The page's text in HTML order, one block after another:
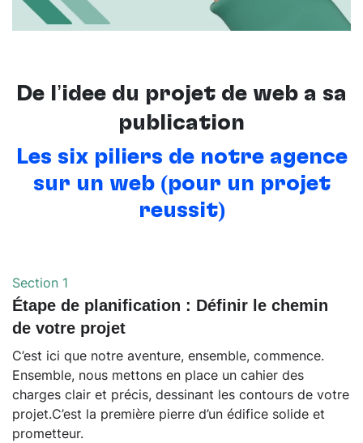
De l’idée du projet de web à sa
publication
Les six piliers de notre agence
sur un web (pour un projet
réussit)
Section 1
Étape de planification : Définir le chemin
de votre projet
C’est ici que notre aventure, ensemble, commence.
Ensemble, nous mettons en place un cahier des
charges clair et précis, dessinant les contours de votre
projet.C’est la première pierre d’un édifice solide et
prometteur.